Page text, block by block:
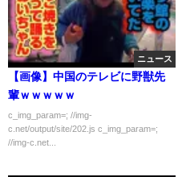
ニュース
【画像】中国のテレビに野獣先
輩ｗｗｗｗｗ
c_img_param=; //img-
c.net/output/site/202.js c_img_param=;
//img-c.net...